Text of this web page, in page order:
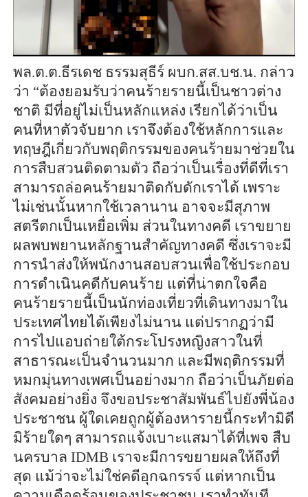
พล.ต.ต.ธีรเดช ธรรมสุธีร์ ผบก.สส.บช.น. กล่าว
ว่า “ต้องยอมรับว่าคนร้ายรายนี้เป็นชาวต่าง
ชาติ มีที่อยู่ไม่เป็นหลักแหล่ง เรียกได้ว่าเป็น
คนที่หาตัวจับยาก เราจึงต้องใช้หลักการและ
ทฤษฎีเกี่ยวกับพฤติกรรมของคนร้ายมาช่วยใน
การสืบสวนติดตามตัว ถือว่าเป็นเรื่องที่ดีที่เรา
สามารถล่อคนร้ายมาติดกับดักเราได้ เพราะ
ไม่เช่นนั้นหากใช้เวลานาน อาจจะมีสุภาพ
สตรีตกเป็นเหยื่อเพิ่ม ส่วนในทางคดี เราขยาย
ผลพบพยานหลักฐานสำคัญทางคดี ซึ่งเราจะมี
การนำส่งให้พนักงานสอบสวนเพื่อใช้ประกอบ
การดำเนินคดีกับคนร้าย แต่ที่น่าตกใจคือ
คนร้ายรายนี้เป็นนักท่องเที่ยวที่เดินทางมาใน
ประเทศไทยได้เพียงไม่นาน แต่ปรากฏว่ามี
การไปแอบถ่ายใต้กระโปรงหญิงสาวในที่
สาธารณะเป็นจำนวนมาก และมีพฤติกรรมที่
หมกมุ่นทางเพศเป็นอย่างมาก ถือว่าเป็นภัยต่อ
สังคมอย่างยิ่ง จึงขอประชาสัมพันธ์ไปยังพี่น้อง
ประชาชน ผู้ใดเคยถูกผู้ต้องหารายนี้กระทำมิดี
มิร้ายใดๆ สามารถแจ้งเบาะแสมาได้ที่เพจ สืบ
นครบาล IDMB เราจะมีการขยายผลให้ถึงที่
สุด แม้ว่าจะไม่ใช่คดีอุกฉกรรจ์ แต่หากเป็น